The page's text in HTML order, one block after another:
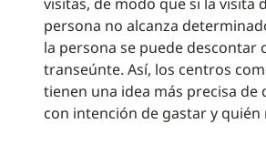
persona no alcanza
la persona se puede descontar
transeúnte. Así, los centros
tienen una idea más precisa de
con intención de gastar y quién